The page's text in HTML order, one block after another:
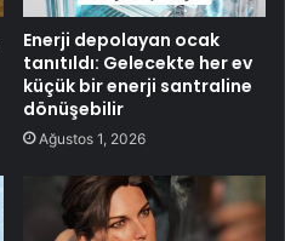
Enerji depolayan ocak
tanıtıldı: Gelecekte her ev
küçük bir enerji santraline
dönüşebilir
Ağustos 1, 2026